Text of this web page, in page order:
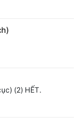
(2) HẾT.